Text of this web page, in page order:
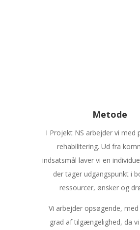
Metode
I Projekt NS arbejder vi med
rehabilitering. Ud fra
indsatsmål laver vi en
der tager udgangspunkt i
ressourcer, ønsker og
Vi arbejder opsøgende,
grad af tilgængelighed, da